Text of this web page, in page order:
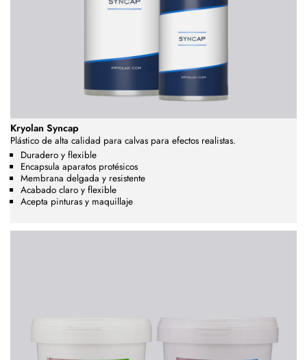
Kryolan Syncap
Plástico de alta calidad para calvas para efectos realistas.
Duradero y flexible
Encapsula aparatos protésicos
Membrana delgada y resistente
Acabado claro y flexible
Acepta pinturas y maquillaje